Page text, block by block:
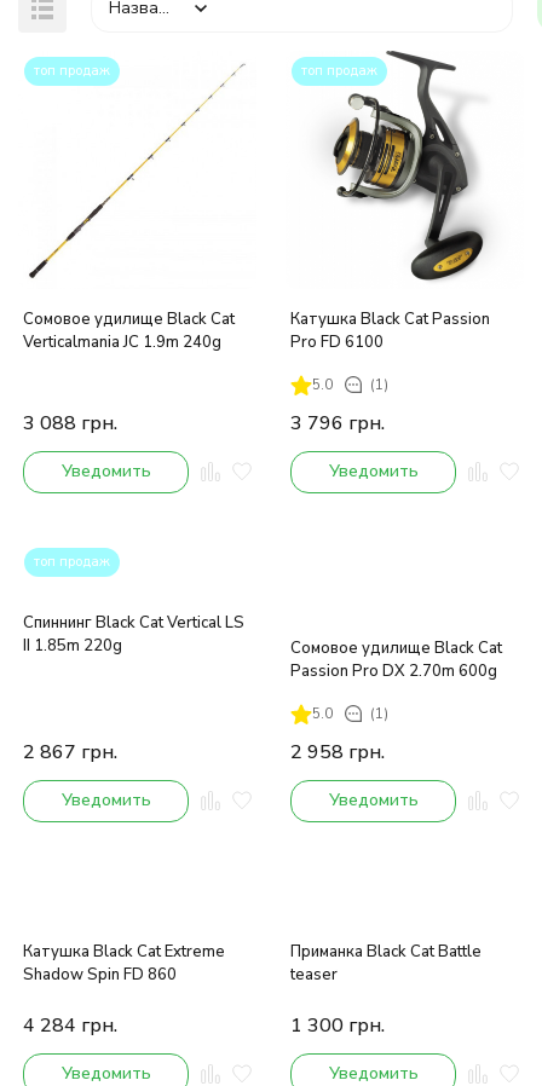
Название
покупателей
топ продаж
Сомовое удилище Black Cat
Verticalmania JC 1.9m 240g
3 088 грн.
Уведомить
топ продаж
Катушка Black Cat Passion
Pro FD 6100
5.0 (1)
3 796 грн.
Уведомить
топ продаж
Спиннинг Black Cat Vertical LS
II 1.85m 220g
2 867 грн.
Уведомить
Сомовое удилище Black Cat
Passion Pro DX 2.70m 600g
5.0 (1)
2 958 грн.
Уведомить
Катушка Black Cat Extreme
Shadow Spin FD 860
4 284 грн.
Уведомить
Приманка Black Cat Battle
teaser
1 300 грн.
Уведомить